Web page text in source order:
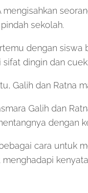
mengisahkan
sekolah.
dengan siswa
dingin dan
Galih dan Ratna
Galih dan
dengan
cara untuk